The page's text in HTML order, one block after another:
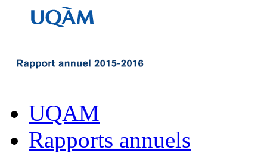
UQAM
Rapports annuels